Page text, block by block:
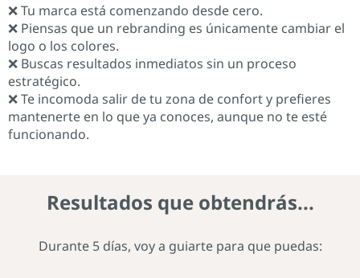
❌ Tu marca está comenzando desde cero.
❌ Piensas que un rebranding es únicamente cambiar el
logo o los colores.
❌ Buscas resultados inmediatos sin un proceso
estratégico.
❌ Te incomoda salir de tu zona de confort y prefieres
mantenerte en lo que ya conoces, aunque no te esté
funcionando.
Resultados que obtendrás...
Durante 5 días, voy a guiarte para que puedas: